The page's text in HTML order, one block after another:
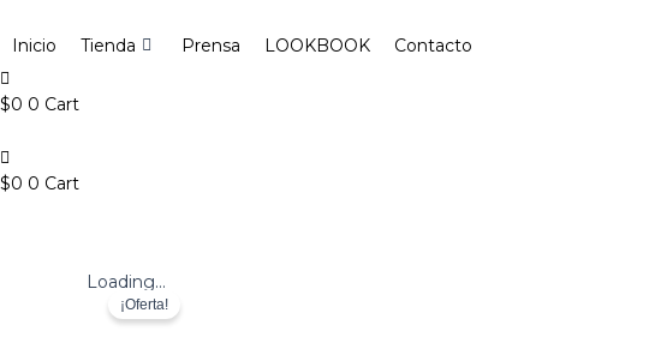
Inicio Tienda Prensa LOOKBOOK Contacto
$0 0 Cart
$0 0 Cart
Loading...
¡Oferta!
TOPO
CALA